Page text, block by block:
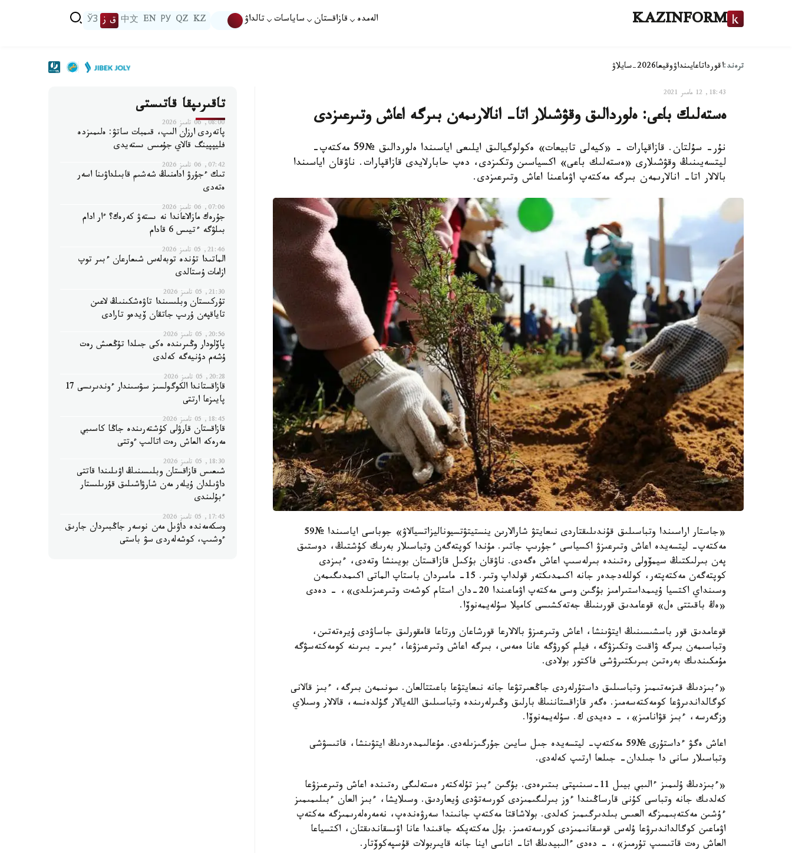
KAZINFORM الەمدە قازاقستان ساياسات تالداۋ KZ
QZ
РУ
EN
中文 ق ز ЎЗ
ترەند:اقورداتاعايىنداۋوقيعا2026-سايلاۋ
18:43, 12 مامىر 2021
ەستەلىك باعى: ەلوردالىق وقۋشىلار اتا- انالارىمەن بىرگە اعاش وتىرعىزدى
نۇر- سۇلتان. قازاقپارات - «كيەلى تابيعات» ەكولوگيالىق ايلىعى اياسىندا ەلوردالىق №59 مەكتەپ-
ليتسەيىنىڭ وقۋشىلارى «ەستەلىك باعى» اكسياسىن وتكىزدى، دەپ حابارلايدى قازاقپارات. ناۋقان اياسىندا
بالالار اتا- انالارىمەن بىرگە مەكتەپ اۋماعىنا اعاش وتىرعىزدى.
«جاستار اراسىندا وتباسىلىق قۇندىلىقتاردى نىعايتۋ شارالارىن ينستيتۋتسيوناليزاتسيالاۋ» جوباسى اياسىندا №59
مەكتەپ- ليتسەيدە اعاش وتىرعىزۋ اكسياسى ءجۇرىپ جاتىر. مۇندا كوپتەگەن وتباسىلار بەرىك كۇشتىڭ، دوستىق
پەن بىرلىكتىڭ سيمۆولى رەتىندە بىرلەسىپ اعاش ەگەدى. ناۋقان بۇكىل قازاقستان بويىنشا وتەدى، ءبىزدى
كوپتەگەن مەكتەپتەر، كوللەدجدەر جانە اكىمدىكتەر قولداپ وتىر. 15- مامىردان باستاپ الماتى اكىمدىگىمەن
وسىنداي اكتسيا ۇيىمداستىرامىز بۇگىن وسى مەكتەپ اۋماعىندا 20-دان استام كوشەت وتىرعىزىلدى»، - دەدى
«ەڭ باقىتتى ەل» قوعامدىق قورىنىڭ جەتەكشىسى كاميلا سۇلەيمەنوۆا.
قوعامدىق قور باسشىسىنىڭ ايتۋىنشا، اعاش وتىرعىزۋ بالالارعا قورشاعان ورتاعا قامقورلىق جاساۋدى ۇيرەتەتىن،
وتباسىمەن بىرگە ۋاقىت وتكىزۋگە، فيلم كورۋگە عانا ەمەس، بىرگە اعاش وتىرعىزۋعا، ءبىر- بىرىنە كومەكتەسۋگە
مۇمكىندىك بەرەتىن بىرىكتىرۋشى فاكتور بولادى.
«ءبىزدىڭ قىزمەتىمىز وتباسىلىق داستۇرلەردى جاڭعىرتۋعا جانە نىعايتۋعا باعىتتالعان. سونىمەن بىرگە، ءبىز قالانى
كوگالداندىرۋعا كومەكتەسەمىز. ەگەر قازاقستاننىڭ بارلىق وڭىرلەرىندە وتباسىلىق اللەيالار گۇلدەنسە، قالالار وسىلاي
وزگەرسە، ءبىز قۋانامىز»، - دەيدى ك. سۇلەيمەنوۆا.
اعاش ەگۋ ءداستۇرى №59 مەكتەپ- ليتسەيدە جىل سايىن جۇرگىزىلەدى. مۇعالىمدەردىڭ ايتۋىنشا، قاتىسۋشى
وتباسىلار سانى دا جىلدان- جىلعا ارتىپ كەلەدى.
«ءبىزدىڭ ۇلىمىز ءالىبي بيىل 11-سىنىپتى بىتىرەدى. بۇگىن ءبىز تۇلەكتەر ەستەلىگى رەتىندە اعاش وتىرعىزۋعا
كەلدىك جانە وتباسى كۇنى قارساڭىندا ءوز بىرلىگىمىزدى كورسەتۋدى ۇيعاردىق. وسىلايشا، ءبىز العان ءبىلىمىمىز
ءۇشىن مەكتەبىمىزگە العىس بىلدىرگىمىز كەلدى. بولاشاقتا مەكتەپ جانىندا سەرۋەندەپ، نەمەرەلەرىمىزگە مەكتەپ
اۋماعىن كوگالداندىرۋعا ۇلەس قوسقانىمىزدى كورسەتەمىز. بۇل مەكتەپكە جاقىندا عانا اۋىسقاندىقتان، اكتسياعا
العاش رەت قاتىسىپ تۇرمىز»، - دەدى ءالىبيدىڭ اتا- اناسى اينا جانە قايىربولات قۇسپەكوۆتار.
تاقىرىپقا قاتىستى
08:00, 06 تامىز 2026
پاتەردى ارزان الىپ، قىمبات ساتۋ: ەلىمىزدە
فليپپينگ قالاي جۇمىس ىستەيدى
07:42, 06 تامىز 2026
تىك ءجۇرۋ ادامنىڭ شەشىم قابىلداۋىنا اسەر
ەتەدى
07:06, 06 تامىز 2026
جۇرەك مازالاعاندا نە ىستەۋ كەرەك؟ ءار ادام
بىلۋگە ءتيىس 6 قادام
21:46, 05 تامىز 2026
الماتىدا تۇندە توبەلەس شىعارعان ءبىر توپ
ازامات ۇستالدى
21:30, 05 تامىز 2026
تۇركىستان وبلىسىندا تاۋەشكىنىڭ لاعىن
تاياقپەن ۇرىپ جاتقان ۆيدەو تارادى
20:56, 05 تامىز 2026
پاۆلودار وڭىرىندە ەكى جىلدا تۇڭعىش رەت
ۇشەم دۇنيەگە كەلدى
20:28, 05 تامىز 2026
قازاقستاندا الكوگولسىز سۋسىندار ءوندىرىسى 17
پايىزعا ارتتى
18:45, 05 تامىز 2026
قازاقستان قارۋلى كۇشتەرىندە جاڭا كاسىبي
مەرەكە العاش رەت اتالىپ ءوتتى
18:30, 05 تامىز 2026
شىعىس قازاقستان وبلىسىنىڭ اۋىلىندا قاتتى
داۋىلدان ۇيلەر مەن شارۋاشىلىق قۇرىلىستار
ءبۇلىندى
17:45, 05 تامىز 2026
وسكەمەندە داۋىل مەن نوسەر جاڭبىردان جارىق
ءوشىپ، كوشەلەردى سۋ باستى